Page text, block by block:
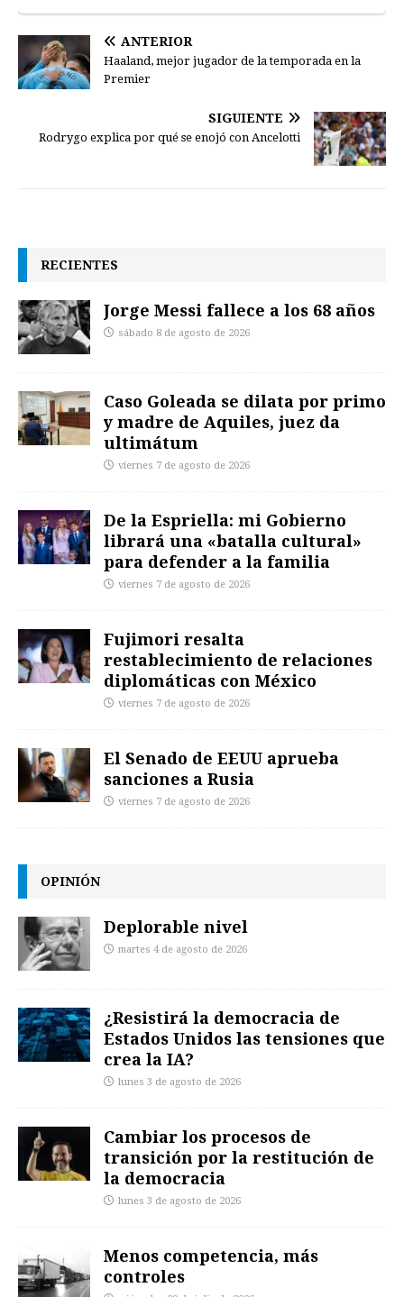
ANTERIOR
Haaland, mejor jugador de la temporada en la
Premier
SIGUIENTE
Rodrygo explica por qué se enojó con Ancelotti
RECIENTES
Jorge Messi fallece a los 68 años
sábado 8 de agosto de 2026
Caso Goleada se dilata por primo
y madre de Aquiles, juez da
ultimátum
viernes 7 de agosto de 2026
De la Espriella: mi Gobierno
librará una «batalla cultural»
para defender a la familia
viernes 7 de agosto de 2026
Fujimori resalta
restablecimiento de relaciones
diplomáticas con México
viernes 7 de agosto de 2026
El Senado de EEUU aprueba
sanciones a Rusia
viernes 7 de agosto de 2026
OPINIÓN
Deplorable nivel
martes 4 de agosto de 2026
¿Resistirá la democracia de
Estados Unidos las tensiones que
crea la IA?
lunes 3 de agosto de 2026
Cambiar los procesos de
transición por la restitución de
la democracia
lunes 3 de agosto de 2026
Menos competencia, más
controles